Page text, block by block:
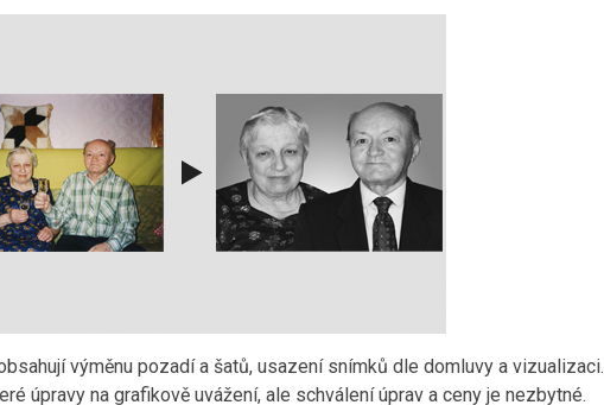
výměnu pozadí a šatů, usazení snímků dle domluvy a vizualizaci.
úpravy na grafikově uvážení, ale schválení úprav a ceny je nezbytné.